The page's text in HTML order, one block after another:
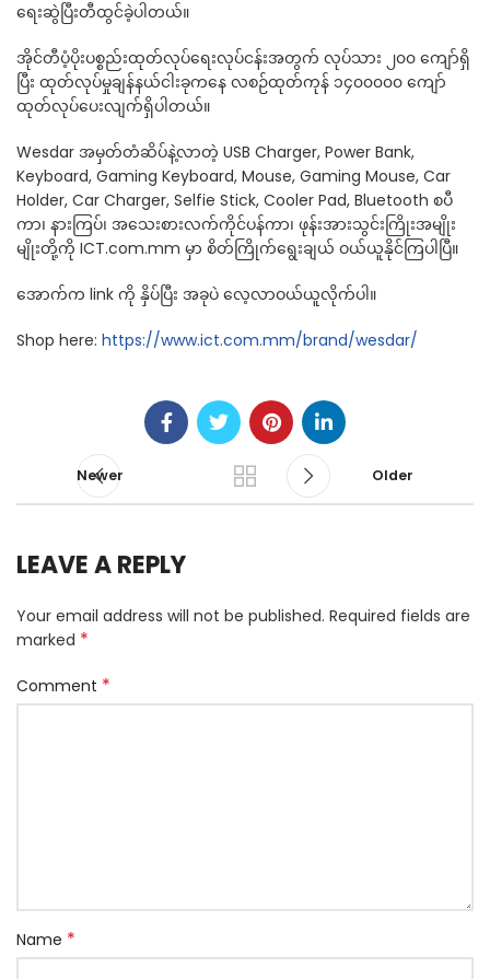
ရေးဆွဲပြီးတီထွင်ခဲ့ပါတယ်။
အိုင်တီပံ့ပိုးပစ္စည်းထုတ်လုပ်ရေးလုပ်ငန်းအတွက် လုပ်သား ၂၀၀ ကျော်ရှိ
ပြီး ထုတ်လုပ်မှုချန်နယ်ငါးခုကနေ လစဉ်ထုတ်ကုန် ၁၄၀၀၀၀၀ ကျော်
ထုတ်လုပ်ပေးလျက်ရှိပါတယ်။
Wesdar အမှတ်တံဆိပ်နဲ့လာတဲ့ USB Charger, Power Bank,
Keyboard, Gaming Keyboard, Mouse, Gaming Mouse, Car
Holder, Car Charger, Selfie Stick, Cooler Pad, Bluetooth စပီ
ကာ၊ နားကြပ်၊ အသေးစားလက်ကိုင်ပန်ကာ၊ ဖုန်းအားသွင်းကြိုးအမျိုး
မျိုးတို့ကို ICT.com.mm မှာ စိတ်ကြိုက်ရွေးချယ် ဝယ်ယူနိုင်ကြပါပြီ။
အောက်က link ကို နှိပ်ပြီး အခုပဲ လေ့လာဝယ်ယူလိုက်ပါ။
Shop here: https://www.ict.com.mm/brand/wesdar/
Newer Older
LEAVE A REPLY
Your email address will not be published. Required fields are
marked *
Comment *
Name *